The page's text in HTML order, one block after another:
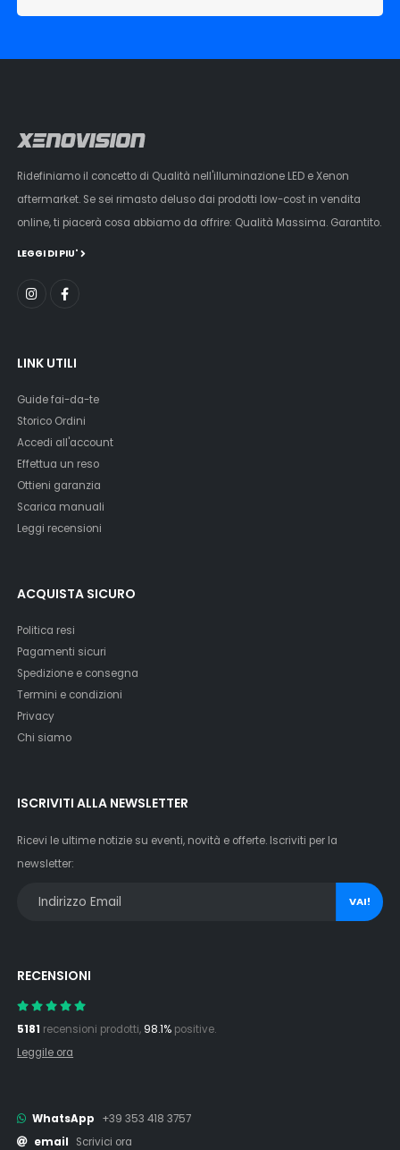
Ridefiniamo il concetto di Qualità nell'illuminazione LED e Xenon
aftermarket. Se sei rimasto deluso dai prodotti low-cost in vendita
online, ti piacerà cosa abbiamo da offrire: Qualità Massima. Garantito.
LEGGI DI PIU'
LINK UTILI
Guide fai-da-te
Storico Ordini
Accedi all'account
Effettua un reso
Ottieni garanzia
Scarica manuali
Leggi recensioni
ACQUISTA SICURO
Politica resi
Pagamenti sicuri
Spedizione e consegna
Termini e condizioni
Privacy
Chi siamo
ISCRIVITI ALLA NEWSLETTER
Ricevi le ultime notizie su eventi, novità e offerte. Iscriviti per la
newsletter:
VAI!
RECENSIONI
5181 recensioni prodotti, 98.1% positive.
Leggile ora
WhatsApp
+39 353 418 3757
email
Scrivici ora